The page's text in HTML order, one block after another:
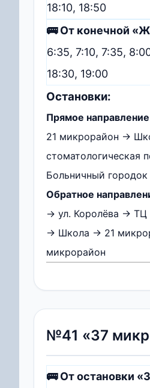
18:10, 18:50
🚌 От конечной
6:35, 7:10, 7:35,
18:30, 19:00
Остановки:
Прямое
21 микрорайон →
Больничный
Обратное
→ ул. Королёва → ТЦ
→ Школа → 21
микрорайон
№41 «37
🚌 От остановки